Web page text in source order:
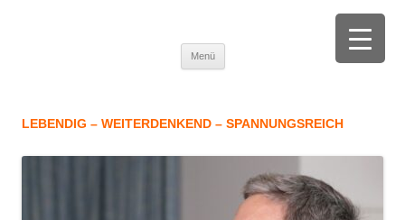
Beratung und Begleitung von trauernden Menschen |Fortbildung zu
Trauer, Palliative Care und Selbstsorge
Menü
Zum Inhalt springen
LEBENDIG – WEITERDENKEND – SPANNUNGSREICH